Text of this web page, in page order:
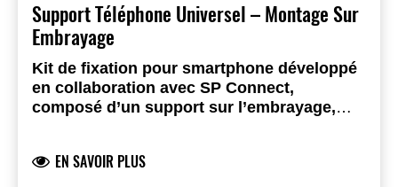
Support Téléphone Universel – Montage Sur
Embrayage
Kit de fixation pour smartphone développé
en collaboration avec SP Connect,
composé d’un support sur l’embrayage,
la plupart des smartphones. Tirez la molette
EN SAVOIR PLUS